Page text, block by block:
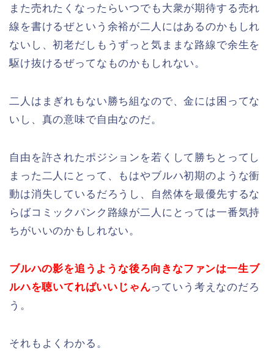
また売れたくなったらいつでも大衆が期待する売れ
線を書けるぜという余裕が二人にはあるのかもしれ
ないし、初老だしもうずっと気ままな路線で余生を
駆け抜けるぜってなものかもしれない。
二人はまぎれもない勝ち組なので、金には困ってな
いし、真の意味で自由なのだ。
自由を許されたポジションを若くして勝ちとってし
まった二人にとって、もはやブルハ初期のような衝
動は消失しているだろうし、自然体を最優先するな
らばコミックパンク路線が二人にとっては一番気持
ちがいいのかもしれない。
ブルハの影を追うような後ろ向きなファンは一生ブ
ルハを聴いてればいいじゃんっていう考えなのだろ
う。
それもよくわかる。